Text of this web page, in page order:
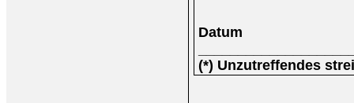
Datum
(*) Unzutreffendes